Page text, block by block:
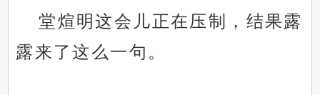
堂煊明这会儿正在压制，结果露
露来了这么一句。